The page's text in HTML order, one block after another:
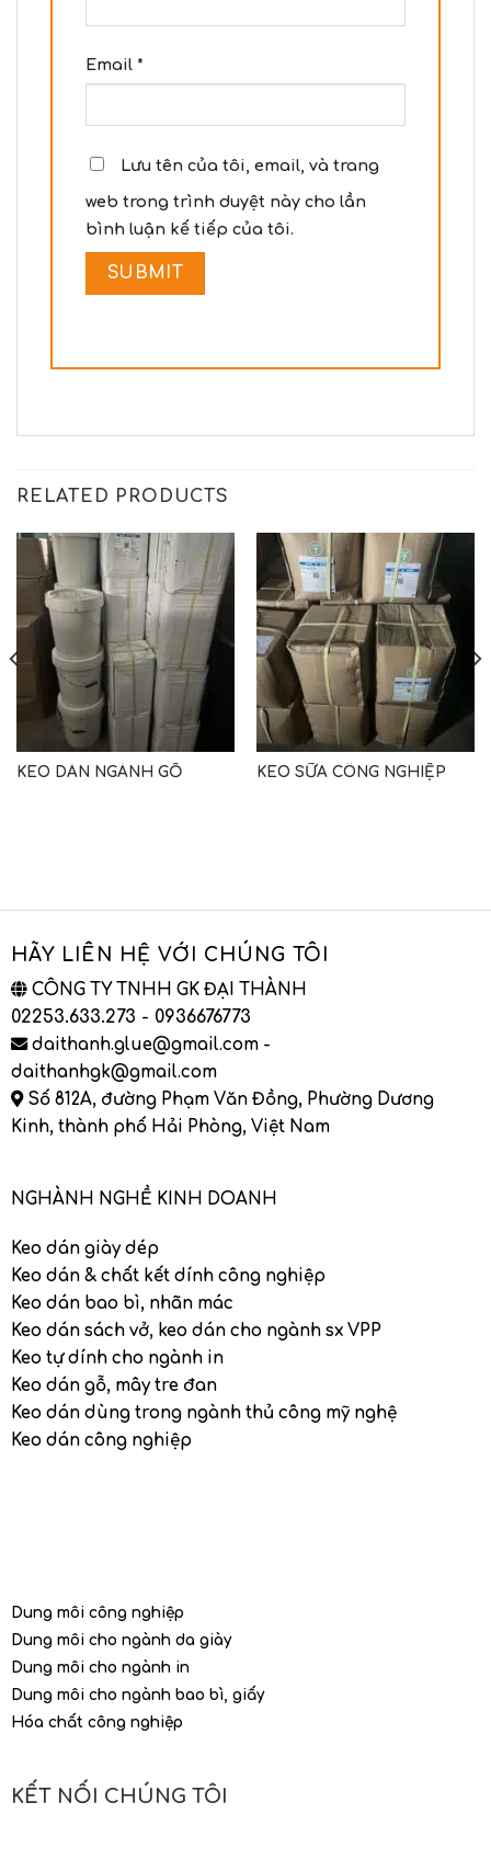
Email *
Lưu tên của tôi, email, và trang
web trong trình duyệt này cho lần
bình luận kế tiếp của tôi.
RELATED PRODUCTS
KEO DÁN NGÀNH GỖ KEO SỮA CÔNG NGHIỆP
HÃY LIÊN HỆ VỚI CHÚNG TÔI
CÔNG TY TNHH GK ĐẠI THÀNH
02253.633.273 - 0936676773
daithanh.glue@gmail.com -
daithanhgk@gmail.com
Số 812A, đường Phạm Văn Đồng, Phường Dương
Kinh, thành phố Hải Phòng, Việt Nam
NGHÀNH NGHỀ KINH DOANH
Keo dán giày dép
Keo dán & chất kết dính công nghiệp
Keo dán bao bì, nhãn mác
Keo dán sách vở, keo dán cho ngành sx VPP
Keo tự dính cho ngành in
Keo dán gỗ, mây tre đan
Keo dán dùng trong ngành thủ công mỹ nghệ
Keo dán công nghiệp
Dung môi công nghiệp
Dung môi cho ngành da giày
Dung môi cho ngành in
Dung môi cho ngành bao bì, giấy
Hóa chất công nghiệp
KẾT NỐI CHÚNG TÔI